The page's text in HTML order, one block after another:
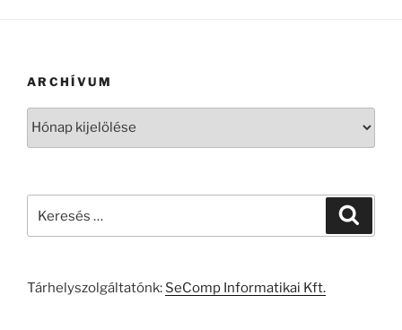
ARCHÍVUM
Tárhelyszolgáltatónk: SeComp Informatikai Kft.